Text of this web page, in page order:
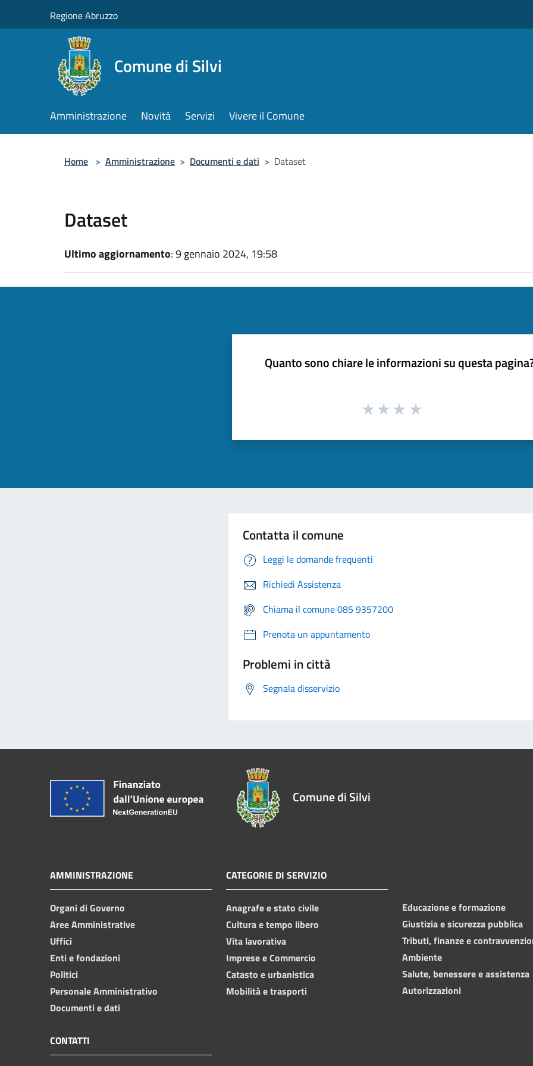
Regione Abruzzo
Comune di Silvi
Amministrazione Novità Servizi Vivere il Comune
Home > Amministrazione > Documenti e dati > Dataset
Dataset
Ultimo aggiornamento: 9 gennaio 2024, 19:58
Quanto sono chiare le informazioni su questa
Contatta il comune
Leggi le domande frequenti
Richiedi Assistenza
Chiama il comune 085 9357200
Prenota un appuntamento
Problemi in città
Segnala disservizio
Comune di Silvi
AMMINISTRAZIONE
Organi di Governo
Aree Amministrative
Uffici
Enti e fondazioni
Politici
Personale Amministrativo
Documenti e dati
CATEGORIE DI SERVIZIO
Anagrafe e stato civile
Cultura e tempo libero
Vita lavorativa
Imprese e Commercio
Catasto e urbanistica
Mobilità e trasporti
Educazione e formazione
Giustizia e sicurezza pubblica
Tributi, finanze e
Ambiente
Salute, benessere e assistenza
Autorizzazioni
CONTATTI